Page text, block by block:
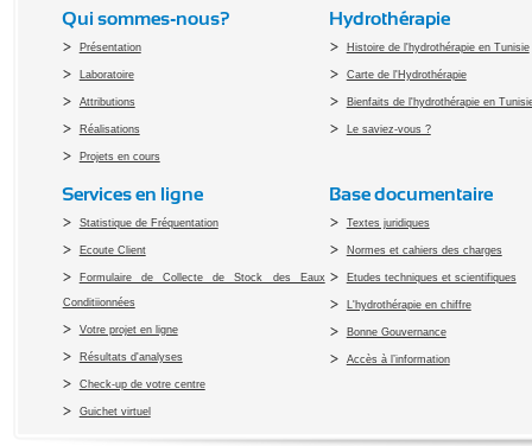
Qui sommes-nous?
Présentation
Laboratoire
Attributions
Réalisations
Projets en cours
Hydrothérapie
Histoire de l'hydrothérapie en Tunisie
Carte de l'Hydrothérapie
Bienfaits de l'hydrothérapie en
Le saviez-vous ?
Services en ligne
Statistique de Fréquentation
Ecoute Client
Formulaire de Collecte de Stock des Eaux
Conditiionnées
Votre projet en ligne
Résultats d'analyses
Check-up de votre centre
Guichet virtuel
Base documentaire
Textes juridiques
Normes et cahiers des charges
Etudes techniques et scientifiques
L'hydrothérapie en chiffre
Bonne Gouvernance
Accès à l’information